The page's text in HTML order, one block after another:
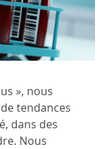
», nous
tendances
dans des
Nous